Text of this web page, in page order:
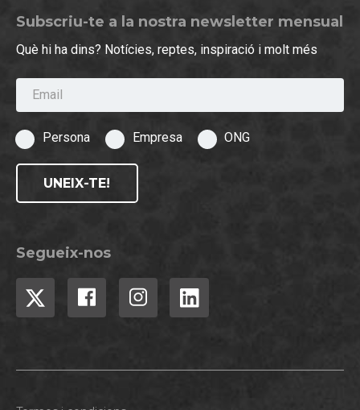
Subscriu-te a la nostra newsletter mensual
Què hi ha dins? Notícies, reptes, inspiració i molt més
Email
Persona Empresa ONG
UNEIX-TE!
Segueix-nos